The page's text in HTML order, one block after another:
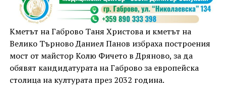
Кметът на Габрово Таня Христова и кметът на
Велико Търново Даниел Панов избраха построения
мост от майстор Колю Фичето в Дряново, за да
обявят кандидатурата на Габрово за европейска
столица на културата през 2032 година.